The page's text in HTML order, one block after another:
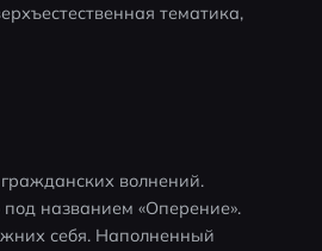
тематика,
волнений.
названием «Оперение».
себя. Наполненный